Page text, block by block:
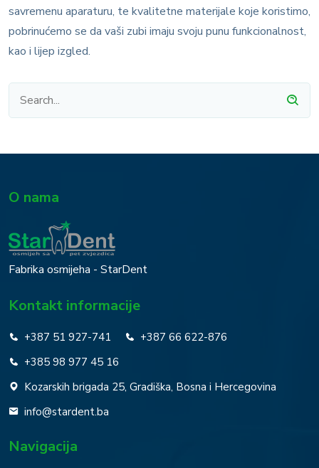
savremenu aparaturu, te kvalitetne materijale koje koristimo,
pobrinućemo se da vaši zubi imaju svoju punu funkcionalnost,
kao i lijep izgled.
O nama
Fabrika osmijeha - StarDent
Kontakt informacije
+387 51 927-741
+387 66 622-876
+385 98 977 45 16
Kozarskih brigada 25, Gradiška, Bosna i Hercegovina
info@stardent.ba
Navigacija